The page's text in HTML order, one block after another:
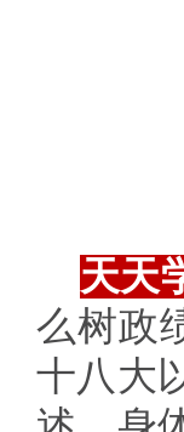
天天
么树政
十八大